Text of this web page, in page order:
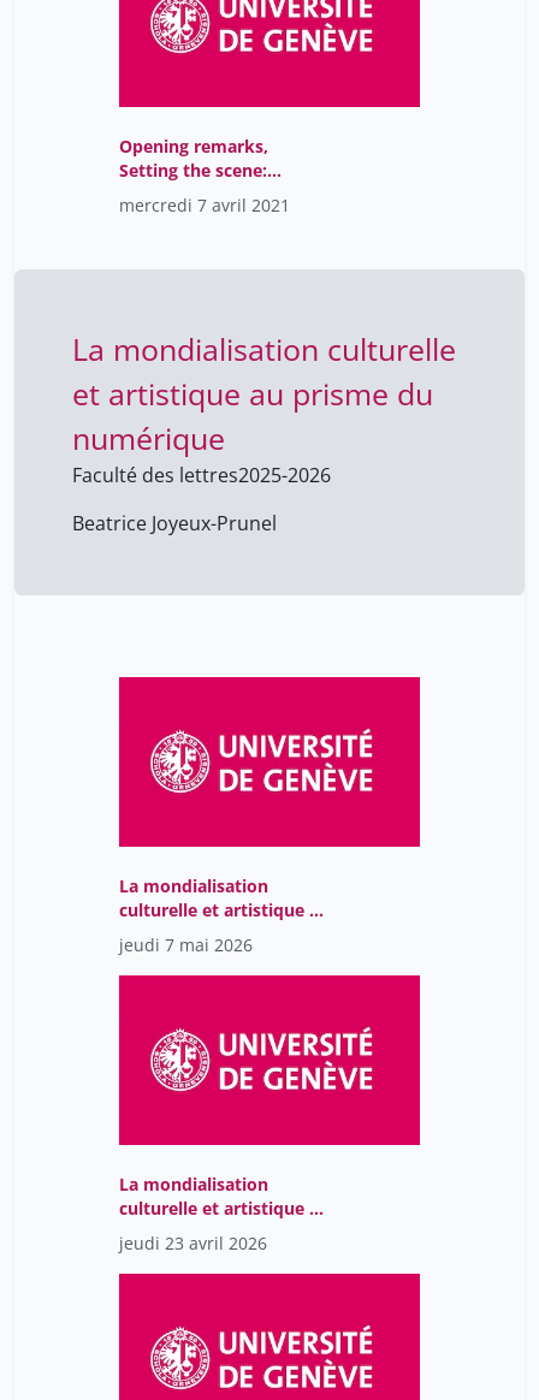
Opening remarks,
Setting the scene:
Copyright challenges of
museums, Launch of the
Digitization of Museum
mercredi 7 avril 2021
La mondialisation culturelle
et artistique au prisme du
numérique
Faculté des lettres2025-2026
Beatrice Joyeux-Prunel
La mondialisation
culturelle et artistique au
prisme du numérique
jeudi 7 mai 2026
La mondialisation
culturelle et artistique au
prisme du numérique
jeudi 23 avril 2026